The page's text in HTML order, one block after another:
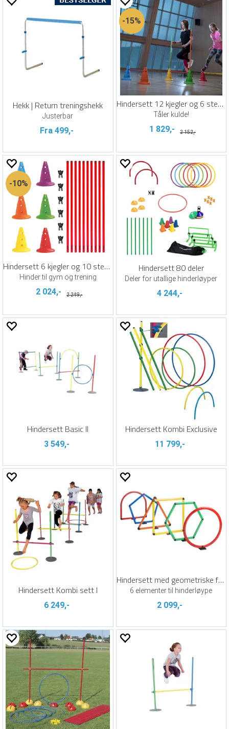
Hekk | Return treningshekk
Justerbar
Fra 499,-
15%
Hindersett 12 kjegler og 6 stenger
Tåler kulde!
1 829,- 2 152,-
10%
Hindersett 6 kjegler og 10 stenger
Hinder til gym og trening
2 024,- 2 249,-
Hindersett 80 deler
Deler for utallige hinderløyper
4 244,-
Hindersett Basic II
3 549,-
Hindersett Kombi Exclusive
11 799,-
Hindersett Kombi sett I
6 249,-
Hindersett med geometriske former
6 elementer til hinderløype
2 099,-